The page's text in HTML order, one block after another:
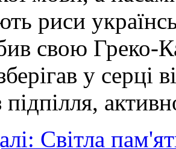
риси
свою Греко-
у серці
Світла